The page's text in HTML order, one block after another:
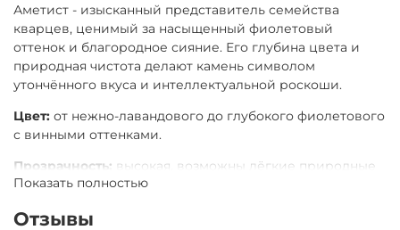
Аметист - изысканный представитель семейства
кварцев, ценимый за насыщенный фиолетовый
оттенок и благородное сияние. Его глубина цвета и
природная чистота делают камень символом
утончённого вкуса и интеллектуальной роскоши.
Цвет: от нежно-лавандового до глубокого фиолетового
с винными оттенками.
Прозрачность: высокая, возможны лёгкие природные
включения.
Символика камня:
Показать полностью
Отзывы